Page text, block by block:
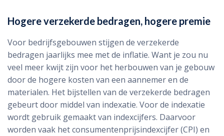
Hogere verzekerde bedragen, hogere premie
Voor bedrijfsgebouwen stijgen de verzekerde
bedragen jaarlijks mee met de inflatie. Want je zou nu
veel meer kwijt zijn voor het herbouwen van je gebouw
door de hogere kosten van een aannemer en de
materialen. Het bijstellen van de verzekerde bedragen
gebeurt door middel van indexatie. Voor de indexatie
wordt gebruik gemaakt van indexcijfers. Daarvoor
worden vaak het consumentenprijsindexcijfer (CPI) en